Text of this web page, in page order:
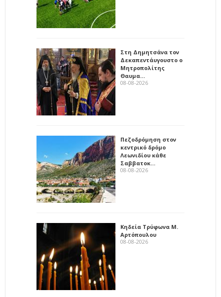
Στη Δημητσάνα τον
Δεκαπεντάυγουστο ο
Μητροπολίτης
Θαυμα…
08-08-2026
Πεζοδρόμηση στον
κεντρικό δρόμο
Λεωνιδίου κάθε
Σαββατοκ…
08-08-2026
Κηδεία Τρύφωνα Μ.
Αρτόπουλου
08-08-2026